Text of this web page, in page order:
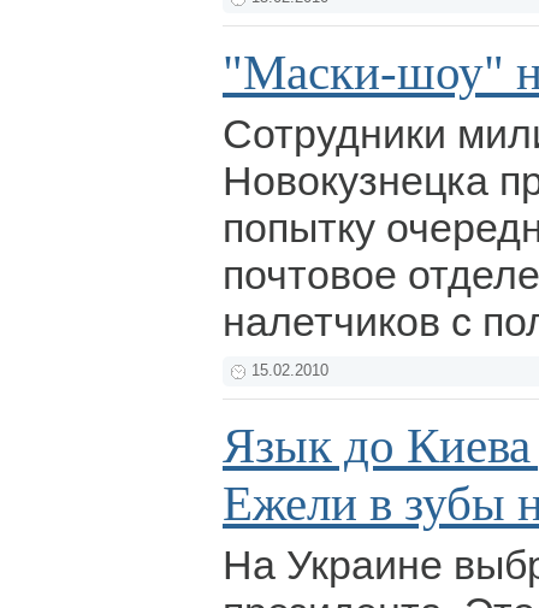
"Маски-шоу"
Сотрудники
Новокузнецка
попытку
почтовое
налетчиков с
15.02.2010
Язык до Киева
Ежели в зубы
На Украине